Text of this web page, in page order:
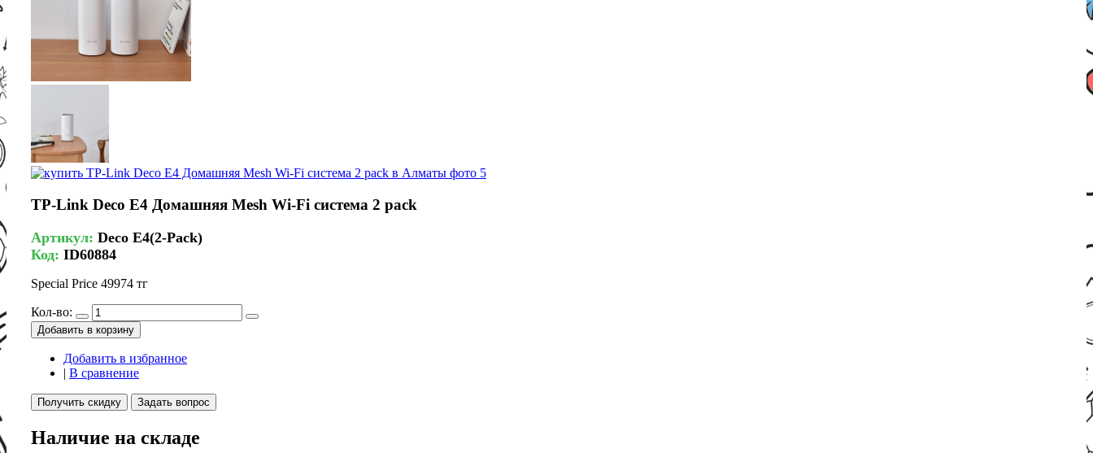
TP-Link Deco E4 Домашняя Mesh Wi-Fi система 2 pack
Артикул: Deco E4(2-Pack)
Код: ID60884
Special Price 49974 тг
Кол-во:
Добавить в корзину
Добавить в избранное
| В сравнение
Получить скидку Задать вопрос
Наличие на складе